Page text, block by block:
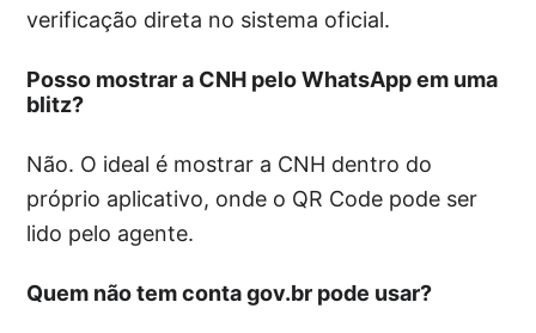
verificação direta no sistema oficial.
Posso mostrar a CNH pelo WhatsApp em uma
blitz?
Não. O ideal é mostrar a CNH dentro do
próprio aplicativo, onde o QR Code pode ser
lido pelo agente.
Quem não tem conta gov.br pode usar?